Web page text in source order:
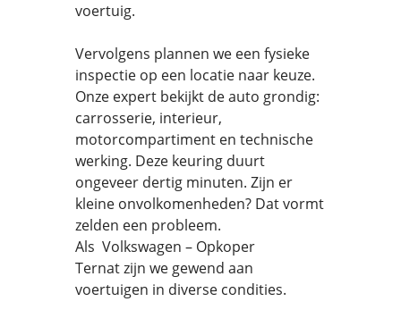
voertuig.
Vervolgens plannen we een fysieke
inspectie op een locatie naar keuze.
Onze expert bekijkt de auto grondig:
carrosserie, interieur,
motorcompartiment en technische
werking. Deze keuring duurt
ongeveer dertig minuten. Zijn er
kleine onvolkomenheden? Dat vormt
zelden een probleem.
Als Volkswagen – Opkoper
Ternat zijn we gewend aan
voertuigen in diverse condities.